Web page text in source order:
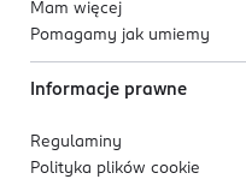
Mam więcej
Pomagamy jak umiemy
Informacje prawne
Regulaminy
Polityka plików cookie